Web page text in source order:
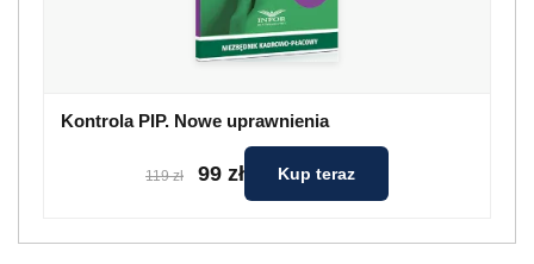
Kontrola PIP. Nowe uprawnienia
119 zł 99 zł Kup teraz